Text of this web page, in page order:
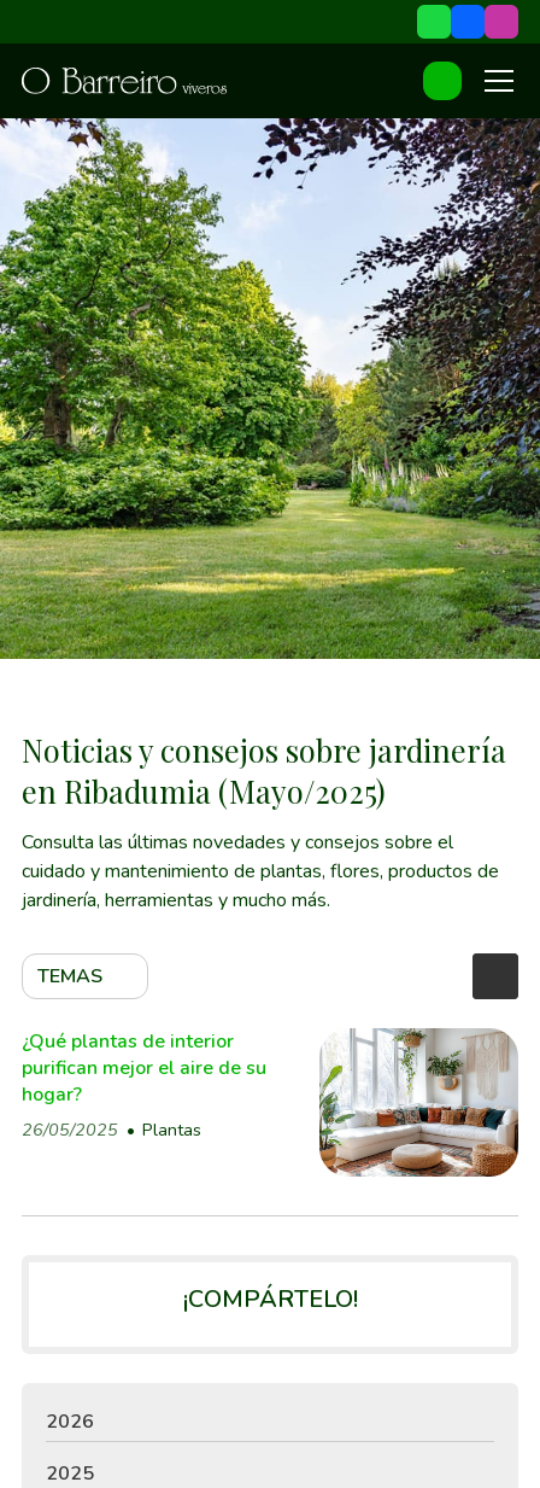
Noticias y consejos sobre jardinería
en Ribadumia (Mayo/2025)
Consulta las últimas novedades y consejos sobre el
cuidado y mantenimiento de plantas, flores, productos de
jardinería, herramientas y mucho más.
TEMAS
¿Qué plantas de interior
purifican mejor el aire de su
hogar?
26/05/2025 Plantas
¡COMPÁRTELO!
2026
2025